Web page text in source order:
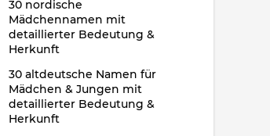
30 nordische
Mädchennamen mit
detaillierter Bedeutung &
Herkunft
30 altdeutsche Namen für
Mädchen & Jungen mit
detaillierter Bedeutung &
Herkunft